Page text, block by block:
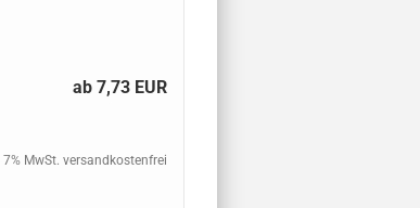
ab 7,73 EUR
7% MwSt. versandkostenfrei